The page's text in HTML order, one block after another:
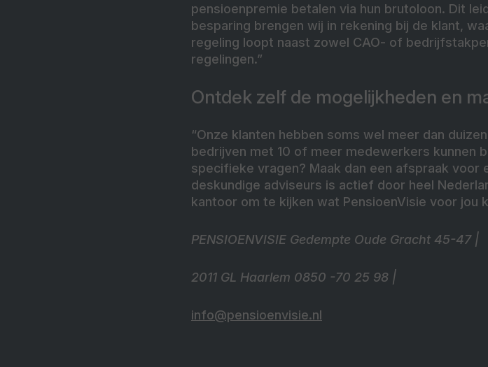
pensioenpremie betalen via hun brutoloon. Dit
besparing brengen wij in rekening bij de klant,
regeling loopt naast zowel CAO- of
regelingen.”
Ontdek zelf de mogelijkheden en
“Onze klanten hebben soms wel meer dan
bedrijven met 10 of meer medewerkers kunnen
specifieke vragen? Maak dan een afspraak voor
deskundige adviseurs is actief door heel
kantoor om te kijken wat PensioenVisie voor jou
PENSIOENVISIE Gedempte Oude Gracht 45-47 |
2011 GL Haarlem 0850 -70 25 98 |
info@pensioenvisie.nl